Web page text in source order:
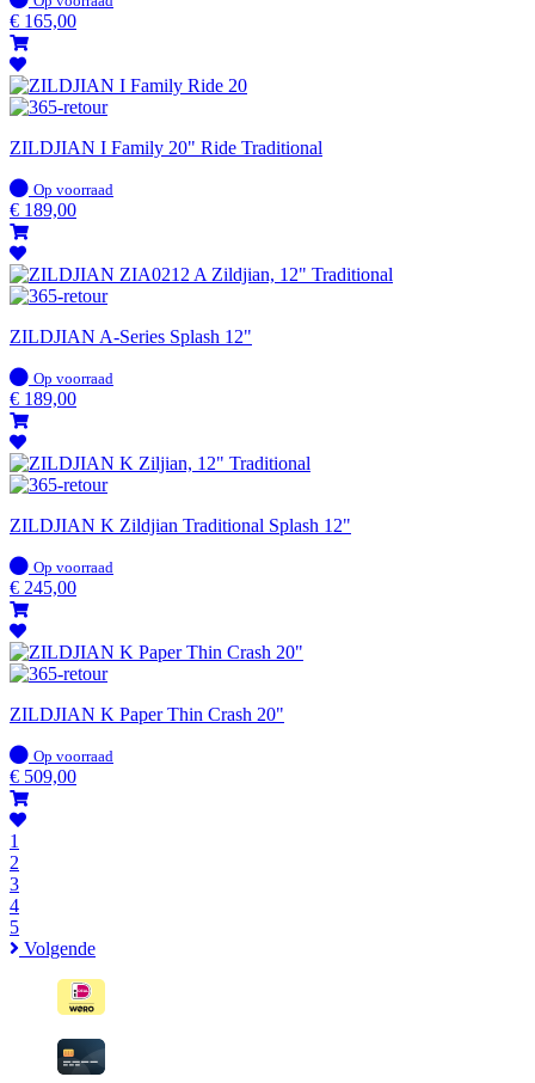
voorraad
€ 165,00
ZILDJIAN I Family 20" Ride Traditional
Op
voorraad
Op voorraad
€ 189,00
ZILDJIAN A-Series Splash 12"
Op
voorraad
Op voorraad
€ 189,00
ZILDJIAN K Zildjian Traditional Splash 12"
Op
voorraad
Op voorraad
€ 245,00
ZILDJIAN K Paper Thin Crash 20"
Op
voorraad
Op voorraad
€ 509,00
1
2
3
4
5
Volgende